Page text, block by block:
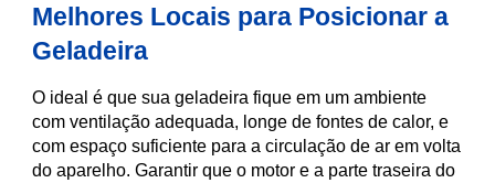
Melhores Locais para Posicionar a
Geladeira
O ideal é que sua geladeira fique em um ambiente
com ventilação adequada, longe de fontes de calor, e
com espaço suficiente para a circulação de ar em volta
do aparelho. Garantir que o motor e a parte traseira do